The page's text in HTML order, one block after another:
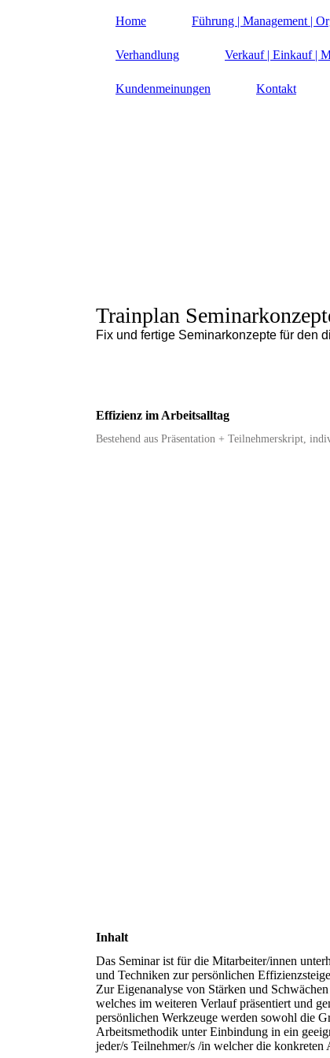
Home Führung | Management |
Verhandlung Verkauf | Einkauf |
Kundenmeinungen Kontakt
Trainplan
Fix und fertige Seminarkonzepte für den
Effizienz im Arbeitsalltag
Bestehend aus Präsentation + Teilnehmerskript,
Inhalt
Das Seminar ist für die Mitarbeiter/innen
und Techniken zur persönlichen
Zur Eigenanalyse von Stärken und
welches im weiteren Verlauf präsentiert und
persönlichen Werkzeuge werden sowohl die
Arbeitsmethodik unter Einbindung in ein
jeder/s Teilnehmer/s /in welcher die